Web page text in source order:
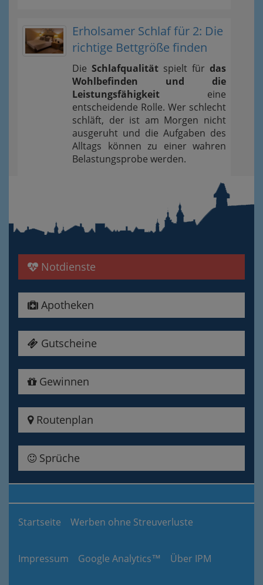
Erholsamer Schlaf für 2: Die
richtige Bettgröße finden
Die Schlafqualität spielt für das
Wohlbefinden und die
Leistungsfähigkeit eine
entscheidende Rolle. Wer schlecht
schläft, der ist am Morgen nicht
ausgeruht und die Aufgaben des
Alltags können zu einer wahren
Belastungsprobe werden.
Notdienste
Apotheken
Gutscheine
Gewinnen
Routenplan
Sprüche
Startseite Werben ohne Streuverluste
Impressum Google Analytics™ Über IPM